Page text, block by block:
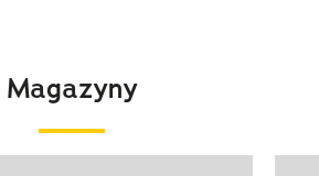
Magazyny